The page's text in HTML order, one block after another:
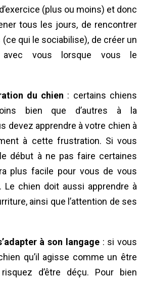
(plus ou moins) et donc
tous les jours, de rencontrer
(ce qui le sociabilise), de créer un
vous lorsque vous le
du chien : certains chiens
bien que d’autres à la
devez apprendre à votre chien à
à cette frustration. Si vous
début à ne pas faire certaines
plus facile pour vous de vous
Le chien doit aussi apprendre à
ainsi que l’attention de ses
à son langage: si vous
qu’il agisse comme un être
d’être déçu. Pour bien